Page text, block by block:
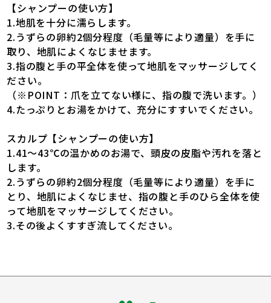
【シャンプーの使い方】
1.地肌を十分に濡らします。
2.うずらの卵約2個分程度（毛量等により適量）を手に
取り、地肌によくなじませます。
3.指の腹と手の平全体を使って地肌をマッサージしてく
ださい。
（※POINT：爪を立てない様に、指の腹で洗います。）
4.たっぷりとお湯をかけて、充分にすすいでください。
スカルプ【シャンプーの使い方】
1.41～43℃の温かめのお湯で、頭皮の皮脂や汚れを落と
します。
2.うずらの卵約2個分程度（毛量等により適量）を手に
とり、地肌によくなじませ、指の腹と手のひら全体を使
って地肌をマッサージしてください。
3.その後よくすすぎ流してください。